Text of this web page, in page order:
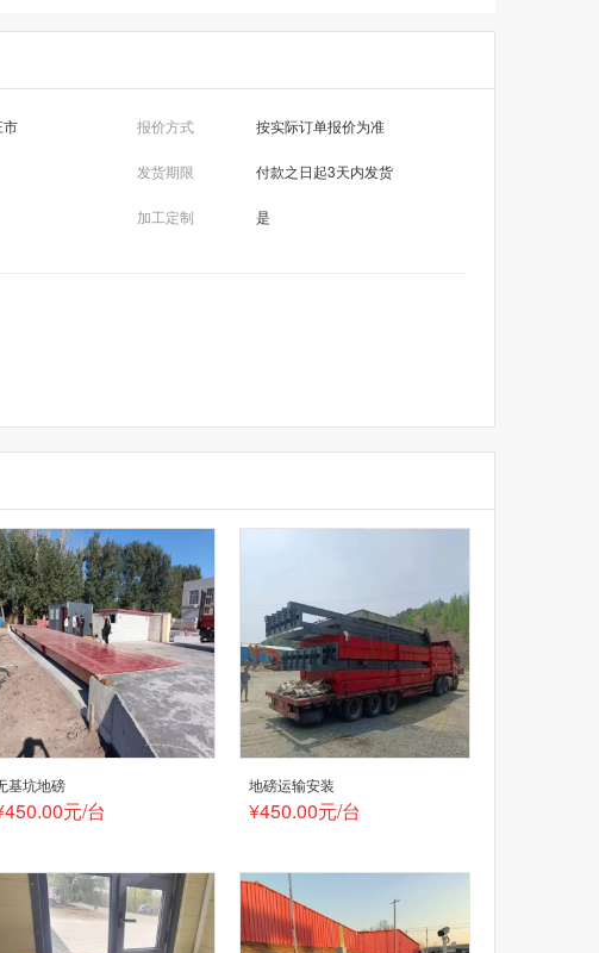
市 报价方式 按实际订单报价为准
发货期限 付款之日起3天内发货
加工定制 是
基坑地磅
元/台
地磅运输安装
¥450.00元/台